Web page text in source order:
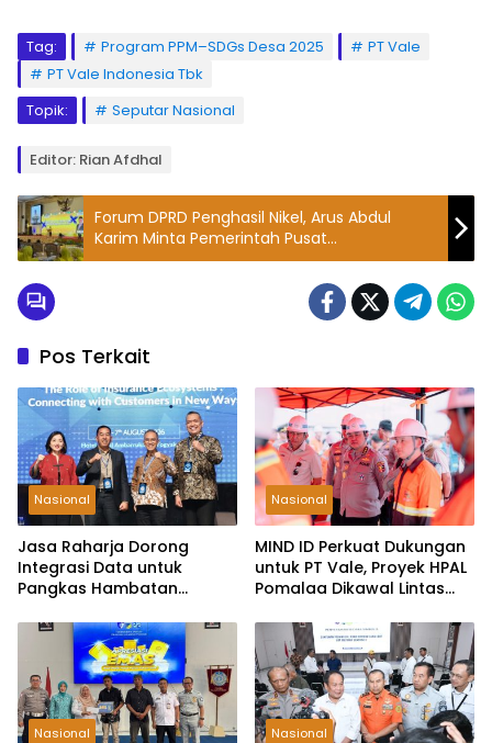
Tag: Program PPM–SDGs Desa 2025
PT Vale
PT Vale Indonesia Tbk
Topik:
Seputar Nasional
Editor: Rian Afdhal
Forum DPRD Penghasil Nikel, Arus Abdul
Karim Minta Pemerintah Pusat
Pertimbangkan Keadilan DBH: Kami Hanya
Pos Terkait
Nasional
Jasa Raharja Dorong
Integrasi Data untuk
Pangkas Hambatan
Kecelakaan
Nasional
MIND ID Perkuat Dukungan
untuk PT Vale, Proyek HPAL
Pomalaa Dikawal Lintas
Nasional Nasional